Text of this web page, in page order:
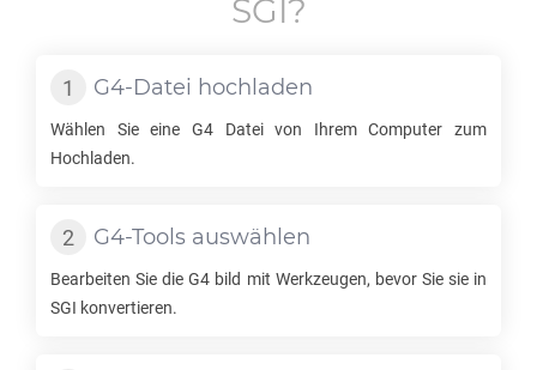
SGI ?
G4-Datei hochladen
Wählen Sie eine G4Datei von Ihrem Computer zum
Hochladen.
G4-Tools auswählen
Bearbeiten Sie dieG4 bild mit Werkzeugen, bevor Sie sie in
SGI konvertieren.